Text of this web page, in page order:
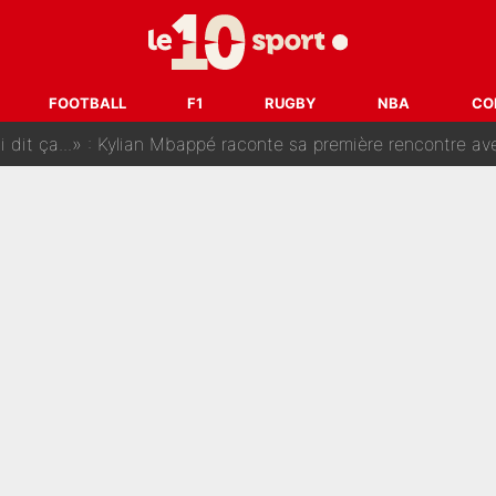
FOOTBALL F1 RUGBY NBA
les inséparables Kylian Mbappé et Achraf Hakimi
ses vacances, la star du XV de France a perdu sa
ça...» : Kylian Mbappé raconte sa première rencontre avec